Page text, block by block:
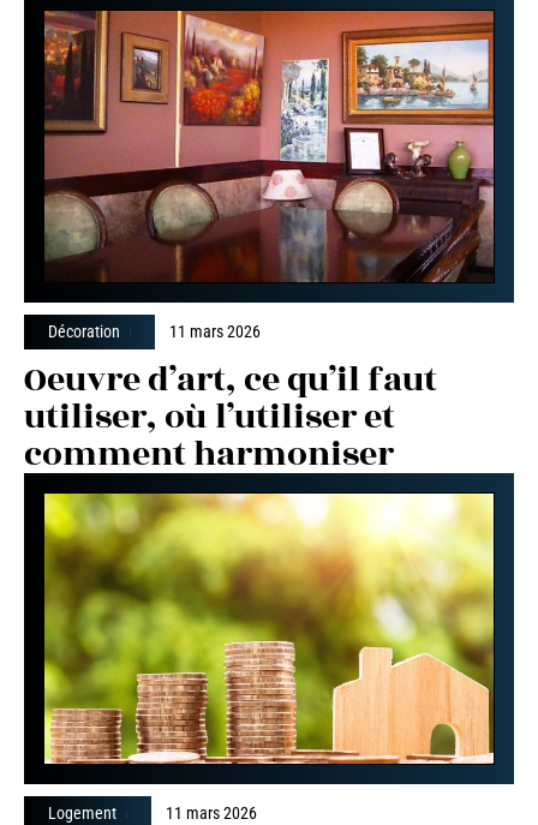
Décoration 11 mars 2026
Oeuvre d’art, ce qu’il faut
utiliser, où l’utiliser et
comment harmoniser
Logement 11 mars 2026